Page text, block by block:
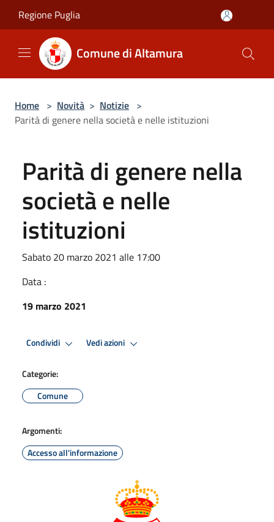
Regione Puglia
Comune di Altamura
Home > Novità > Notizie >
Parità di genere nella società e nelle istituzioni
Parità di genere nella
società e nelle
istituzioni
Sabato 20 marzo 2021 alle 17:00
Data :
19 marzo 2021
Condividi Vedi azioni
Categorie:
Comune
Argomenti:
Accesso all'informazione